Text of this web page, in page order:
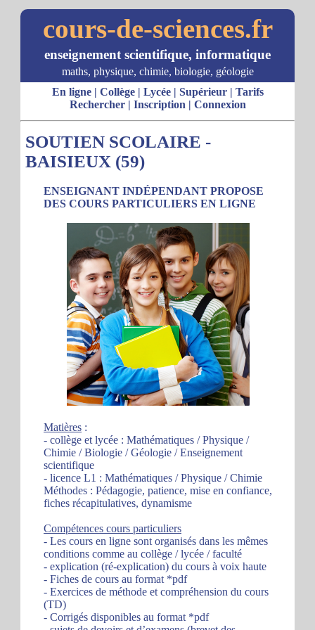
cours-de-sciences.fr
enseignement scientifique, informatique
maths, physique, chimie, biologie, géologie
En ligne| Collège| Lycée| Supérieur| Tarifs
Rechercher| Inscription | Connexion
SOUTIEN SCOLAIRE -
BAISIEUX (59)
ENSEIGNANT INDÉPENDANT PROPOSE
DES COURS PARTICULIERS EN LIGNE
Matières :
- collège et lycée : Mathématiques / Physique /
Chimie / Biologie / Géologie / Enseignement
scientifique
- licence L1 : Mathématiques / Physique / Chimie
Méthodes : Pédagogie, patience, mise en confiance,
fiches récapitulatives, dynamisme
Compétences cours particuliers
- Les cours en ligne sont organisés dans les mêmes
conditions comme au collège / lycée / faculté
- explication (ré-explication) du cours à voix haute
- Fiches de cours au format *pdf
- Exercices de méthode et compréhension du cours
(TD)
- Corrigés disponibles au format *pdf